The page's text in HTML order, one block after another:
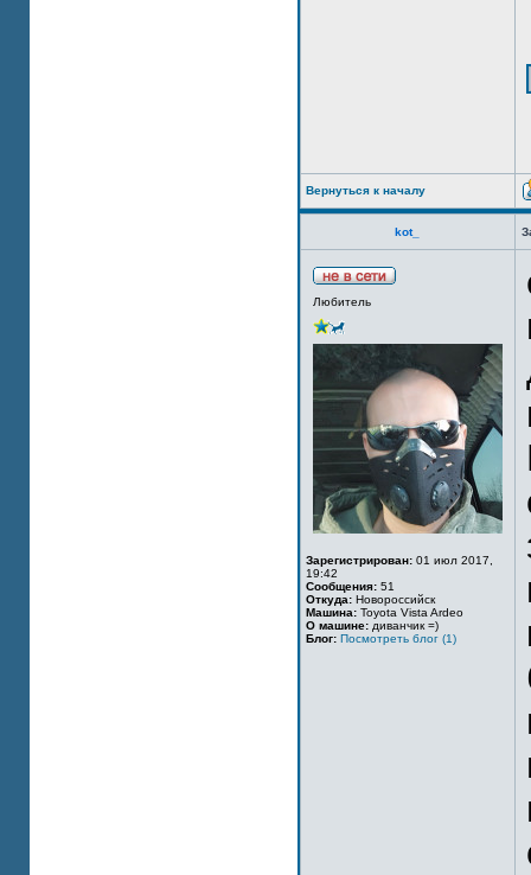
Вернуться к началу
kot_
Любитель
Зарегистрирован: 01 июл 2017,
19:42
Сообщения: 51
Откуда: Новороссийск
Машина: Toyota Vista Ardeo
О машине: диванчик =)
Блог: Посмотреть блог (1)